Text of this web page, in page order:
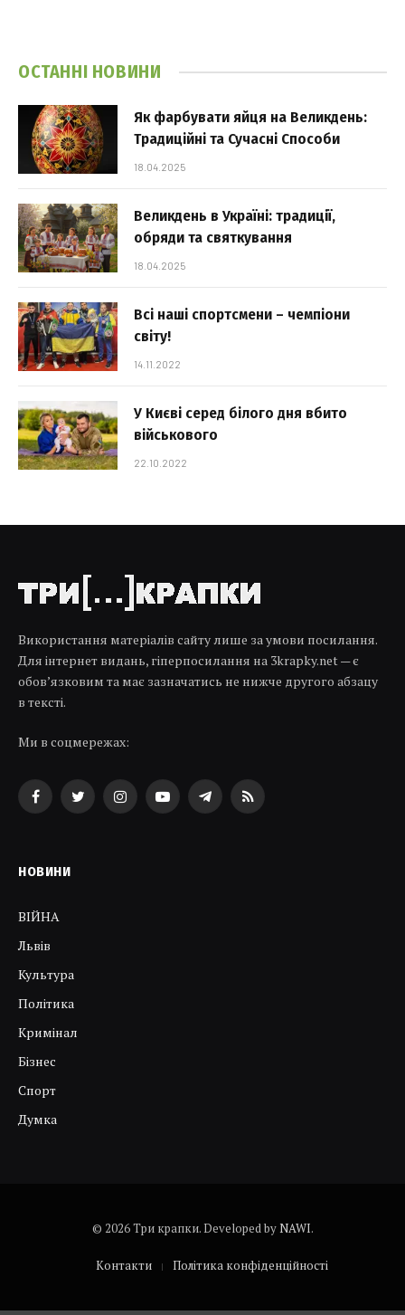
ОСТАННІ НОВИНИ
Як фарбувати яйця на Великдень:
Традиційні та Сучасні Способи
18.04.2025
Великдень в Україні: традиції,
обряди та святкування
18.04.2025
Всі наші спортсмени – чемпіони
світу!
14.11.2022
У Києві серед білого дня вбито
військового
22.10.2022
Використання матеріалів сайту лише за умови посилання.
Для інтернет видань, гіперпосилання на 3krapky.net — є
обов’язковим та має зазначатись не нижче другого абзацу
в тексті.
Ми в соцмережах:
FacebookTwitterInstagramYouTubeTelegramRSS
НОВИНИ
ВІЙНА
Львів
Культура
Політика
Кримінал
Бізнес
Спорт
Думка
© 2026 Три крапки. Developed byNAWI.
Контакти Політика конфіденційності